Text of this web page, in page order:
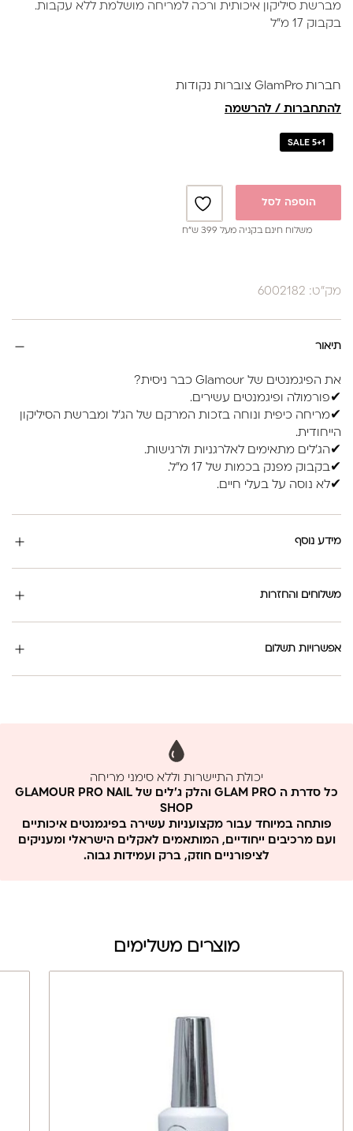
מברשת סיליקון איכותית ורכה למריחה מושלמת ללא עקבות.
בקבוק 17 מ"ל
חברות GlamPro צוברות נקודות
להתחברות / להרשמה
SALE 5+1
הוספה לסל
משלוח חינם בקניה מעל 399 ש”ח
מק"ט: 6002182
תיאור
את הפיגמנטים של Glamour כבר ניסית?
✔פורמולה ופיגמנטים עשירים.
✔מריחה כיפית ונוחה בזכות המרקם של הג'ל ומברשת הסיליקון
הייחודית.
✔הג'לים מתאימים לאלרגניות ולרגישות.
✔בקבוק מפנק בכמות של 17 מ"ל.
✔לא נוסה על בעלי חיים.
מידע נוסף
משלוחים והחזרות
אפשרויות תשלום
יכולת התיישרות וללא סימני מריחה
כל סדרת ה GLAM PRO והלק ג'לים של GLAMOUR PRO NAIL
SHOP
פותחה במיוחד עבור מקצועניות עשירה בפיגמנטים איכותיים
ועם מרכיבים ייחודיים, המותאמים לאקלים הישראלי ומעניקים
לציפורניים חוזק, ברק ועמידות גבוה.
מוצרים משלימים